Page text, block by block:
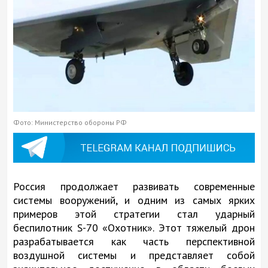
Фото: Министерство обороны РФ
Россия продолжает развивать современные
системы вооружений, и одним из самых ярких
примеров этой стратегии стал ударный
беспилотник S-70 «Охотник». Этот тяжелый дрон
разрабатывается как часть перспективной
воздушной системы и представляет собой